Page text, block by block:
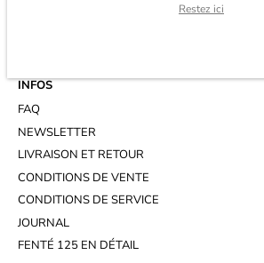
INFOS
FAQ
NEWSLETTER
LIVRAISON ET RETOUR
CONDITIONS DE VENTE
CONDITIONS DE SERVICE
JOURNAL
FENTÉ 125 EN DÉTAIL
Restez ici